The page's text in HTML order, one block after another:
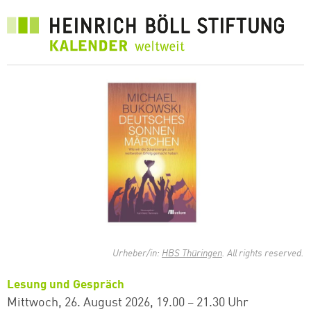
Urheber/in: HBS Thüringen. All rights reserved.
Lesung und Gespräch
Mittwoch, 26. August 2026 19.00 – 21.30 Uhr